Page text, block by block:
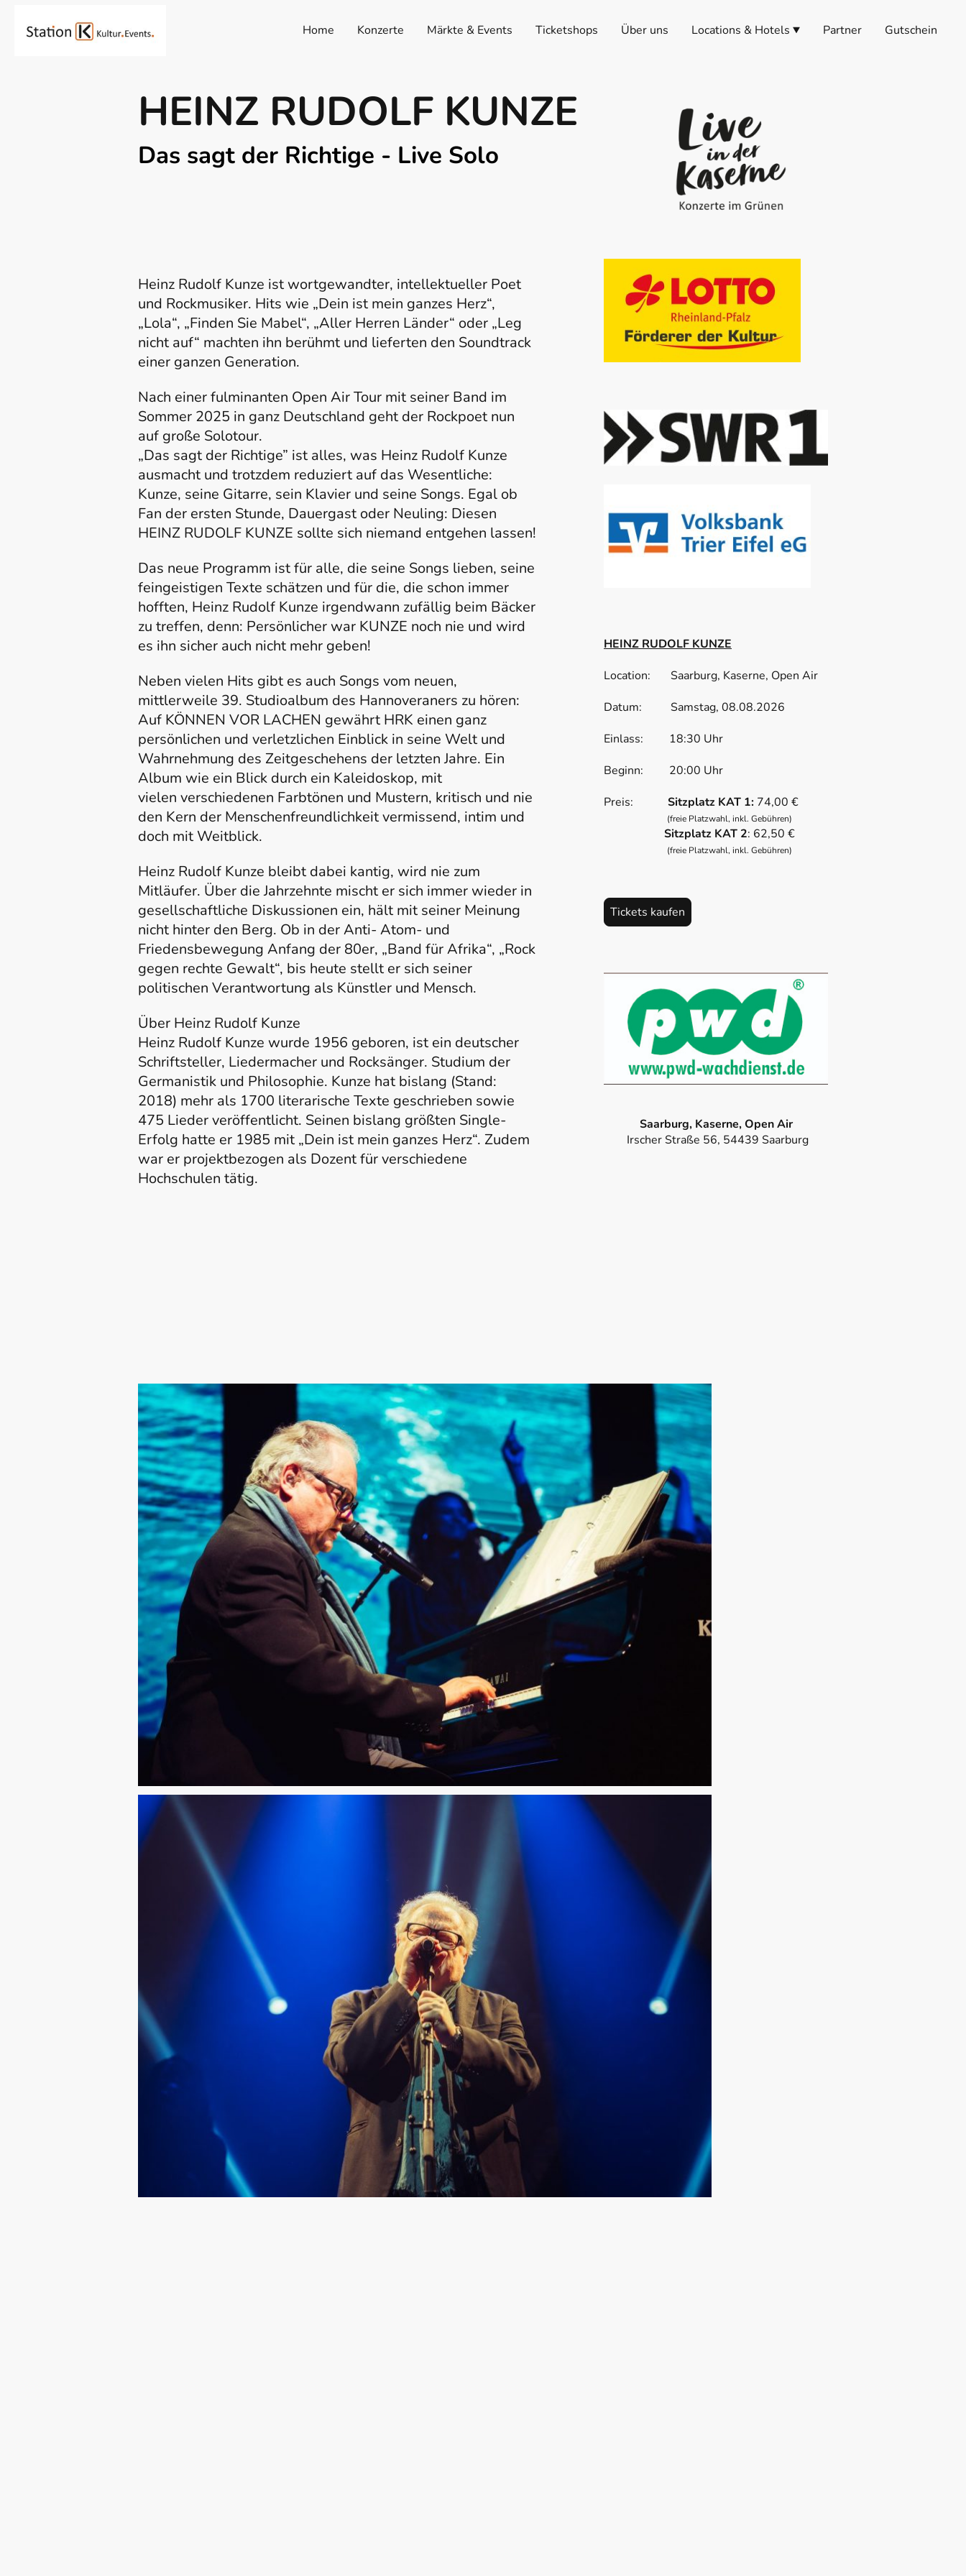
Home Konzerte Märkte & Events Ticketshops Über uns Locations & Hotels Partner Gutschein
HEINZ RUDOLF KUNZE
Das sagt der Richtige - Live Solo
HEINZ RUDOLF KUNZE
Location: Saarburg, Kaserne, Open Air
Datum: Samstag, 08.08.2026
Einlass: 18:30 Uhr
Beginn: 20:00 Uhr
Preis: Sitzplatz KAT 1: 74,00 €
(freie Platzwahl, inkl. Gebühren)
Sitzplatz KAT 2: 62,50 €
(freie Platzwahl, inkl. Gebühren)
Tickets kaufen
Heinz Rudolf Kunze ist wortgewandter, intellektueller Poet
und Rockmusiker. Hits wie „Dein ist mein ganzes Herz“,
„Lola“, „Finden Sie Mabel“, „Aller Herren Länder“ oder „Leg
nicht auf“ machten ihn berühmt und lieferten den Soundtrack
einer ganzen Generation.
Nach einer fulminanten Open Air Tour mit seiner Band im
Sommer 2025 in ganz Deutschland geht der Rockpoet nun
auf große Solotour.
„Das sagt der Richtige” ist alles, was Heinz Rudolf Kunze
ausmacht und trotzdem reduziert auf das Wesentliche:
Kunze, seine Gitarre, sein Klavier und seine Songs. Egal ob
Fan der ersten Stunde, Dauergast oder Neuling: Diesen
HEINZ RUDOLF KUNZE sollte sich niemand entgehen lassen!
Das neue Programm ist für alle, die seine Songs lieben, seine
feingeistigen Texte schätzen und für die, die schon immer
hofften, Heinz Rudolf Kunze irgendwann zufällig beim Bäcker
zu treffen, denn: Persönlicher war KUNZE noch nie und wird
es ihn sicher auch nicht mehr geben!
Neben vielen Hits gibt es auch Songs vom neuen,
mittlerweile 39. Studioalbum des Hannoveraners zu hören:
Auf KÖNNEN VOR LACHEN gewährt HRK einen ganz
persönlichen und verletzlichen Einblick in seine Welt und
Wahrnehmung des Zeitgeschehens der letzten Jahre. Ein
Album wie ein Blick durch ein Kaleidoskop, mit
vielen verschiedenen Farbtönen und Mustern, kritisch und nie
den Kern der Menschenfreundlichkeit vermissend, intim und
doch mit Weitblick.
Heinz Rudolf Kunze bleibt dabei kantig, wird nie zum
Mitläufer. Über die Jahrzehnte mischt er sich immer wieder in
gesellschaftliche Diskussionen ein, hält mit seiner Meinung
nicht hinter den Berg. Ob in der Anti- Atom- und
Friedensbewegung Anfang der 80er, „Band für Afrika“, „Rock
gegen rechte Gewalt“, bis heute stellt er sich seiner
politischen Verantwortung als Künstler und Mensch.
Über Heinz Rudolf Kunze
Heinz Rudolf Kunze wurde 1956 geboren, ist ein deutscher
Schriftsteller, Liedermacher und Rocksänger. Studium der
Germanistik und Philosophie. Kunze hat bislang (Stand:
2018) mehr als 1700 literarische Texte geschrieben sowie
475 Lieder veröffentlicht. Seinen bislang größten Single-
Erfolg hatte er 1985 mit „Dein ist mein ganzes Herz“. Zudem
war er projektbezogen als Dozent für verschiedene
Hochschulen tätig.
Saarburg, Kaserne, Open Air
Irscher Straße 56, 54439 Saarburg